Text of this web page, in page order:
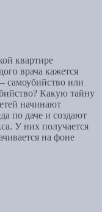
квартире
врача кажется
самоубийство или
Какую тайну
начинают
по даче и создают
У них получается
на фоне